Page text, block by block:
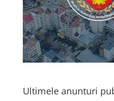
Ultimele anunturi